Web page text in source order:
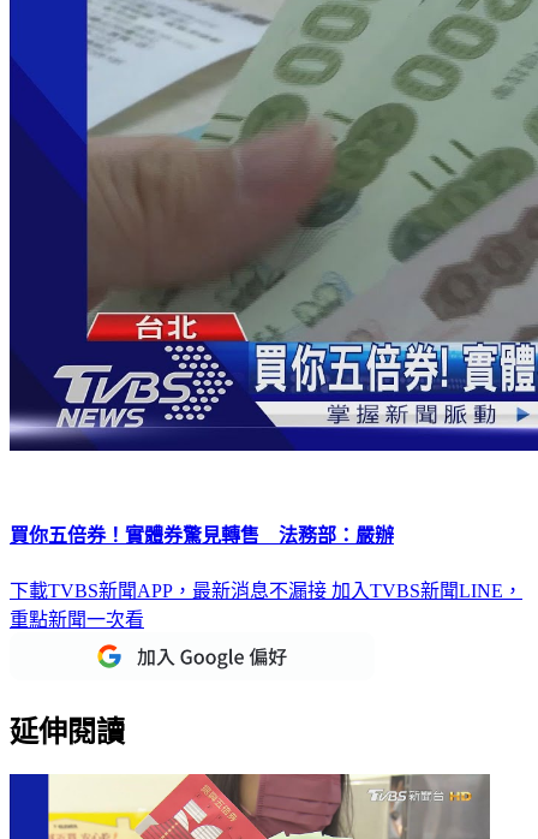
買你五倍券！實體券驚見轉售 法務部：嚴辦
下載TVBS新聞APP，最新消息不漏接 加入TVBS新聞LINE，
重點新聞一次看
延伸閱讀